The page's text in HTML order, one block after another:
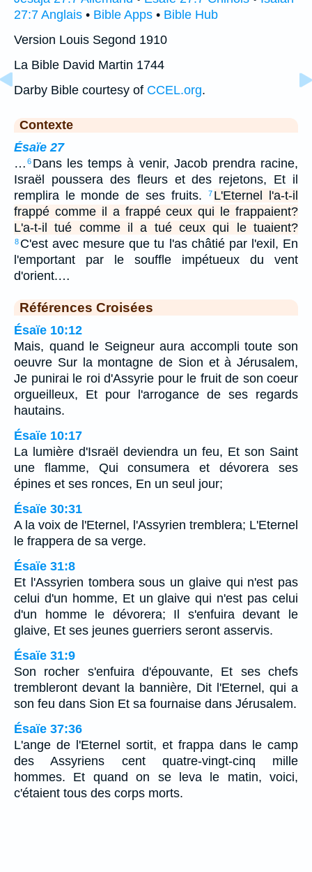
27:7 Anglais • Bible Apps • Bible Hub
Version Louis Segond 1910
La Bible David Martin 1744
Darby Bible courtesy of CCEL.org.
Contexte
Ésaïe 27
… 6 Dans les temps à venir, Jacob prendra racine,
Israël poussera des fleurs et des rejetons, Et il
remplira le monde de ses fruits.
7 L'Eternel l'a-t-il
frappé comme il a frappé ceux qui le frappaient?
L'a-t-il tué comme il a tué ceux qui le tuaient?
8 C'est avec mesure que tu l'as châtié par l'exil, En
l'emportant par le souffle impétueux du vent
d'orient.…
Références Croisées
Ésaïe 10:12
Mais, quand le Seigneur aura accompli toute son
oeuvre Sur la montagne de Sion et à Jérusalem,
Je punirai le roi d'Assyrie pour le fruit de son coeur
orgueilleux, Et pour l'arrogance de ses regards
hautains.
Ésaïe 10:17
La lumière d'Israël deviendra un feu, Et son Saint
une flamme, Qui consumera et dévorera ses
épines et ses ronces, En un seul jour;
Ésaïe 30:31
A la voix de l'Eternel, l'Assyrien tremblera; L'Eternel
le frappera de sa verge.
Ésaïe 31:8
Et l'Assyrien tombera sous un glaive qui n'est pas
celui d'un homme, Et un glaive qui n'est pas celui
d'un homme le dévorera; Il s'enfuira devant le
glaive, Et ses jeunes guerriers seront asservis.
Ésaïe 31:9
Son rocher s'enfuira d'épouvante, Et ses chefs
trembleront devant la bannière, Dit l'Eternel, qui a
son feu dans Sion Et sa fournaise dans Jérusalem.
Ésaïe 37:36
L'ange de l'Eternel sortit, et frappa dans le camp
des Assyriens cent quatre-vingt-cinq mille
hommes. Et quand on se leva le matin, voici,
c'étaient tous des corps morts.